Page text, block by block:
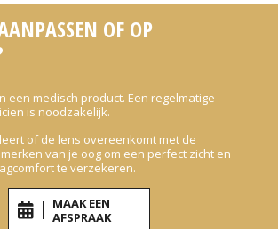
OF OP
een medisch product. Een regelmatige
is noodzakelijk.
of de lens overeenkomt met de
van je oog om een perfect zicht en
te verzekeren.
MAAK EEN
AFSPRAAK